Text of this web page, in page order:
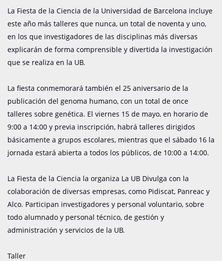
La Fiesta de la Ciencia de la Universidad de Barcelona incluye
este año más talleres que nunca, un total de noventa y uno,
en los que investigadores de las disciplinas más diversas
explicarán de forma comprensible y divertida la investigación
que se realiza en la UB.
La fiesta conmemorará también el 25 aniversario de la
publicación del genoma humano, con un total de once
talleres sobre genética. El viernes 15 de mayo, en horario de
9:00 a 14:00 y previa inscripción, habrá talleres dirigidos
básicamente a grupos escolares, mientras que el sábado 16 la
jornada estará abierta a todos los públicos, de 10:00 a 14:00.
La Fiesta de la Ciencia la organiza La UB Divulga con la
colaboración de diversas empresas, como Pidiscat, Panreac y
Alco. Participan investigadores y personal voluntario, sobre
todo alumnado y personal técnico, de gestión y
administración y servicios de la UB.
Taller